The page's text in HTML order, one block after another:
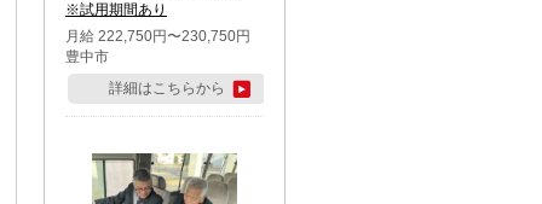
※試用期間あり
月給 222,750円〜230,750円
豊中市
詳細はこちらから